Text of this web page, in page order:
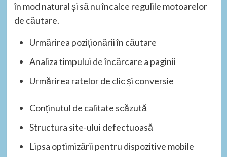
în mod natural și să nu încalce regulile motoarelor
de căutare.
Urmărirea poziționării în căutare
Analiza timpului de încărcare a paginii
Urmărirea ratelor de clic și conversie
Conținutul de calitate scăzută
Structura site-ului defectuoasă
Lipsa optimizării pentru dispozitive mobile